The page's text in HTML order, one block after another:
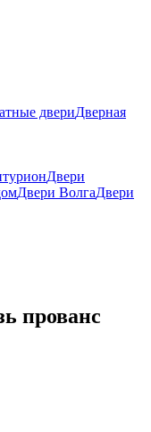
двериДверная
Двери
Двери ВолгаДвери
прованс